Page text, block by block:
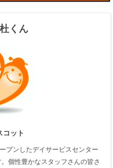
くん
コット
プンしたデイサービスセンター
個性豊かなスタッフさんの皆さ